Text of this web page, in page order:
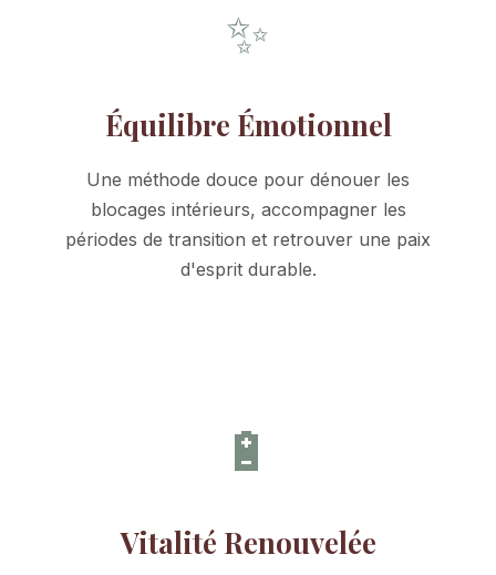
✨
Équilibre Émotionnel
Une méthode douce pour dénouer les
blocages intérieurs, accompagner les
périodes de transition et retrouver une paix
d'esprit durable.
🔋
Vitalité Renouvelée